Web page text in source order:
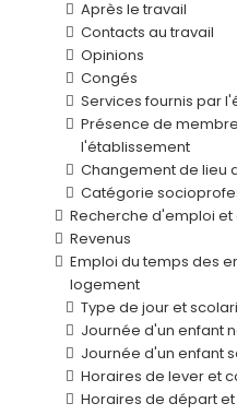
Après le travail
Contacts au travail
Opinions
Congés
Services fournis par
Présence de
l'établissement
Changement de lieu
Catégorie
Recherche d'emploi et
Revenus
Emploi du temps des
logement
Type de jour et
Journée d'un enfant
Journée d'un enfant
Horaires de lever et
Horaires de départ